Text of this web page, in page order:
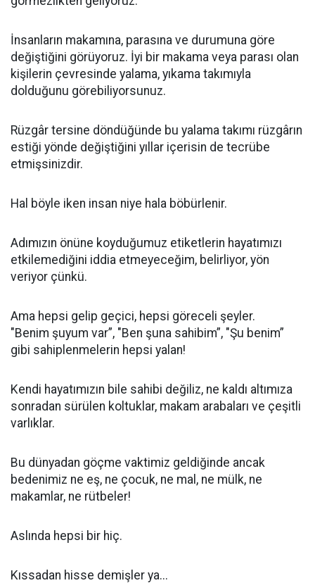
İnsanların makamına, parasına ve durumuna göre
değiştiğini görüyoruz. İyi bir makama veya parası olan
kişilerin çevresinde yalama, yıkama takımıyla
dolduğunu görebiliyorsunuz.
Rüzgâr tersine döndüğünde bu yalama takımı rüzgârın
estiği yönde değiştiğini yıllar içerisin de tecrübe
etmişsinizdir.
Hal böyle iken insan niye hala böbürlenir.
Adımızın önüne koyduğumuz etiketlerin hayatımızı
etkilemediğini iddia etmeyeceğim, belirliyor, yön
veriyor çünkü.
Ama hepsi gelip geçici, hepsi göreceli şeyler.
"Benim şuyum var”, "Ben şuna sahibim”, "Şu benim”
gibi sahiplenmelerin hepsi yalan!
Kendi hayatımızın bile sahibi değiliz, ne kaldı altımıza
sonradan sürülen koltuklar, makam arabaları ve çeşitli
varlıklar.
Bu dünyadan göçme vaktimiz geldiğinde ancak
bedenimiz ne eş, ne çocuk, ne mal, ne mülk, ne
makamlar, ne rütbeler!
Aslında hepsi bir hiç.
Kıssadan hisse demişler ya...